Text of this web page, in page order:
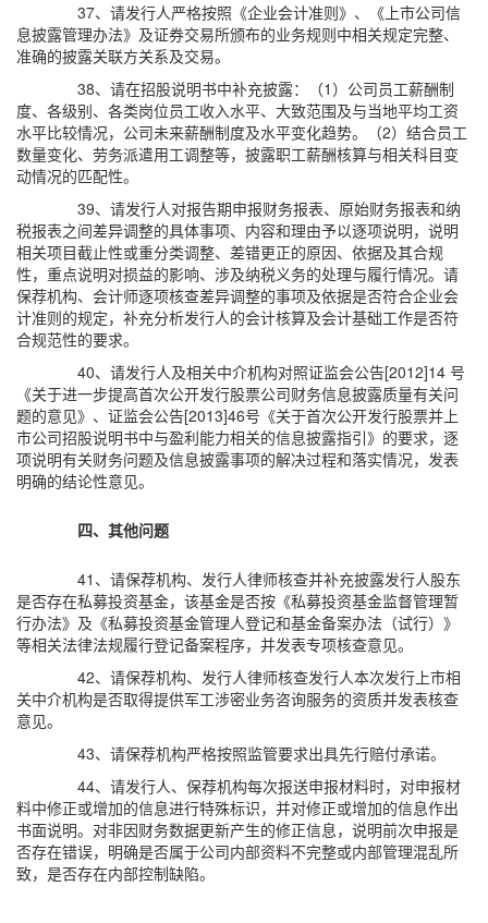
37、请发行人严格按照《企业会计准则》、《上市公司信
息披露管理办法》及证券交易所颁布的业务规则中相关规定完整、
准确的披露关联方关系及交易。
38、请在招股说明书中补充披露：（1）公司员工薪酬制
度、各级别、各类岗位员工收入水平、大致范围及与当地平均工资
水平比较情况，公司未来薪酬制度及水平变化趋势。（2）结合员工
数量变化、劳务派遣用工调整等，披露职工薪酬核算与相关科目变
动情况的匹配性。
39、请发行人对报告期申报财务报表、原始财务报表和纳
税报表之间差异调整的具体事项、内容和理由予以逐项说明，说明
相关项目截止性或重分类调整、差错更正的原因、依据及其合规
性，重点说明对损益的影响、涉及纳税义务的处理与履行情况。请
保荐机构、会计师逐项核查差异调整的事项及依据是否符合企业会
计准则的规定，补充分析发行人的会计核算及会计基础工作是否符
合规范性的要求。
40、请发行人及相关中介机构对照证监会公告[2012]14 号
《关于进一步提高首次公开发行股票公司财务信息披露质量有关问
题的意见》、证监会公告[2013]46号《关于首次公开发行股票并上
市公司招股说明书中与盈利能力相关的信息披露指引》的要求，逐
项说明有关财务问题及信息披露事项的解决过程和落实情况，发表
明确的结论性意见。
四、其他问题
41、请保荐机构、发行人律师核查并补充披露发行人股东
是否存在私募投资基金，该基金是否按《私募投资基金监督管理暂
行办法》及《私募投资基金管理人登记和基金备案办法（试行）》
等相关法律法规履行登记备案程序，并发表专项核查意见。
42、请保荐机构、发行人律师核查发行人本次发行上市相
关中介机构是否取得提供军工涉密业务咨询服务的资质并发表核查
意见。
43、请保荐机构严格按照监管要求出具先行赔付承诺。
44、请发行人、保荐机构每次报送申报材料时，对申报材
料中修正或增加的信息进行特殊标识，并对修正或增加的信息作出
书面说明。对非因财务数据更新产生的修正信息，说明前次申报是
否存在错误，明确是否属于公司内部资料不完整或内部管理混乱所
致，是否存在内部控制缺陷。